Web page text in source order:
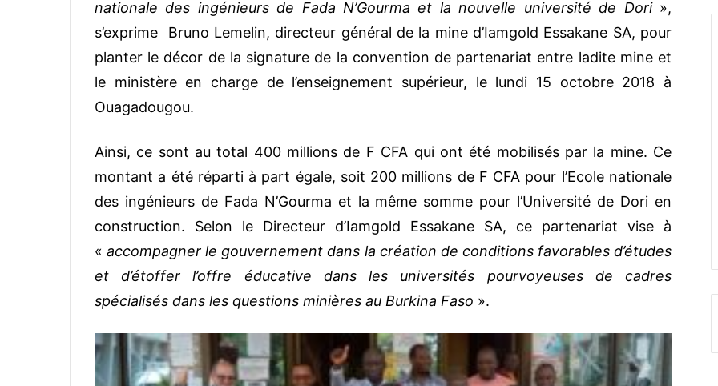
e
l
nationale des ingénieurs de Fada N’Gourma et la nouvelle université de Dori »,
s’exprime Bruno Lemelin, directeur général de la mine d’Iamgold Essakane SA, pour
planter le décor de la signature de la convention de partenariat entre ladite mine et
le ministère en charge de l’enseignement supérieur, le lundi 15 octobre 2018 à
Ouagadougou.
Ainsi, ce sont au total 400 millions de F CFA qui ont été mobilisés par la mine. Ce
montant a été réparti à part égale, soit 200 millions de F CFA pour l’Ecole nationale
des ingénieurs de Fada N’Gourma et la même somme pour l’Université de Dori en
construction. Selon le Directeur d’Iamgold Essakane SA, ce partenariat vise à
«accompagner le gouvernement dans la création de conditions favorables d’études
et d’étoffer l’offre éducative dans les universités pourvoyeuses de cadres
spécialisés dans les questions minières au Burkina Faso ».